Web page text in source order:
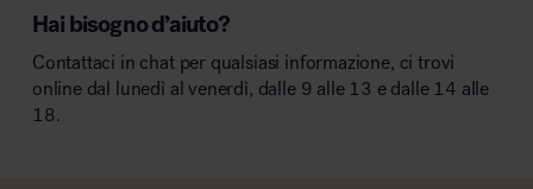
Hai bisogno d’aiuto?
Contattaci in chat per qualsiasi informazione, ci trovi
online dal lunedì al venerdì, dalle 9 alle 13 e dalle 14 alle
18.